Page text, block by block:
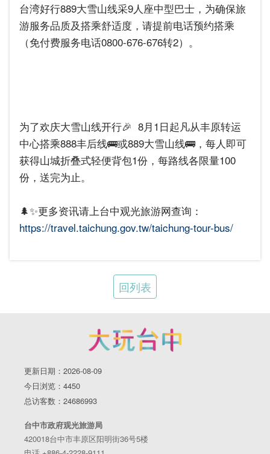
台湾好行889大雪山线采9人座中型巴士，为确保旅
游服务品质及搭乘舒适度，请提前电话预约搭乘
（免付费服务电话0800-676-676转2）。
为了欢庆大雪山线开行🎉 ​ 8月1日起凡从丰原转运
中心搭乘888丰后线🚌或889大雪山线🚌，每人即可
获得山城折叠式轻便背包1份，每路线各限量100
份，送完为止。
🌲✨更多资讯请上台中观光旅游网查询：
https://travel.taichung.gov.tw/taichung-tour-bus/
回列表
更新日期：2026-08-09
今日浏览：4450
总访客数：24686993
台中市政府观光旅游局
420018台中市丰原区阳明街36号5楼